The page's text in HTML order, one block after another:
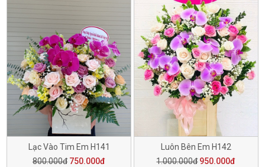
Lạc Vào Tim Em H141
800.000đ 750.000đ
Luôn Bên Em H142
1.000.000đ 950.000đ